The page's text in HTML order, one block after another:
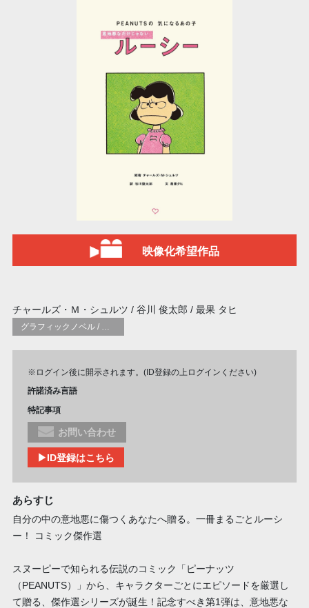
映像化希望作品
チャールズ・Ｍ・シュルツ / 谷川 俊太郎 / 最果 タヒ
※ログイン後に開示されます。(ID登録の上ログインください)
許諾済み言語
特記事項
お問い合わせ
▶ID登録はこちら
あらすじ
自分の中の意地悪に傷つくあなたへ贈る。一冊まるごとルーシ
ー！ コミック傑作選
スヌーピーで知られる伝説のコミック「ピーナッツ
（PEANUTS）」から、キャラクターごとにエピソードを厳選し
て贈る、傑作選シリーズが誕生！記念すべき第1弾は、意地悪な